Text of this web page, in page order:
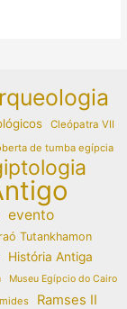
Cleópatra VII
de tumba egípcia
evento
Tutankhamon
História Antiga
Museu Egípcio do Cairo
Ramses II